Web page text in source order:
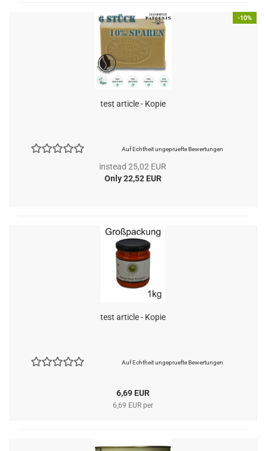
-10%
test article - Kopie
Auf Echtheit ungepruefte Bewertungen
instead 25,02 EUR
Only 22,52 EUR
test article - Kopie
Auf Echtheit ungepruefte Bewertungen
6,69 EUR
6,69 EUR per